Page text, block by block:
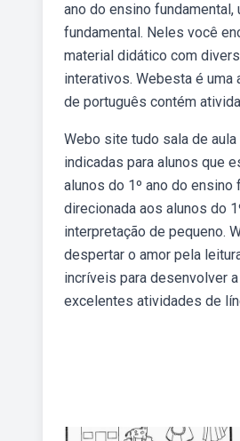
ano do ensino
fundamental. Neles você
material didático com
interativos. Webesta é uma
de português contém
Webo site tudo sala de
indicadas para alunos que
alunos do 1º ano do
direcionada aos alunos do
interpretação de pequeno.
despertar o amor pela
incríveis para desenvolver
excelentes atividades de